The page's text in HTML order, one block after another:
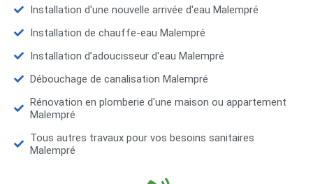
Installation d'une nouvelle arrivée d'eau Malempré
Installation de chauffe-eau Malempré
Installation d’adoucisseur d'eau Malempré
Débouchage de canalisation Malempré
Rénovation en plomberie d'une maison ou appartement
Malempré
Tous autres travaux pour vos besoins sanitaires
Malempré